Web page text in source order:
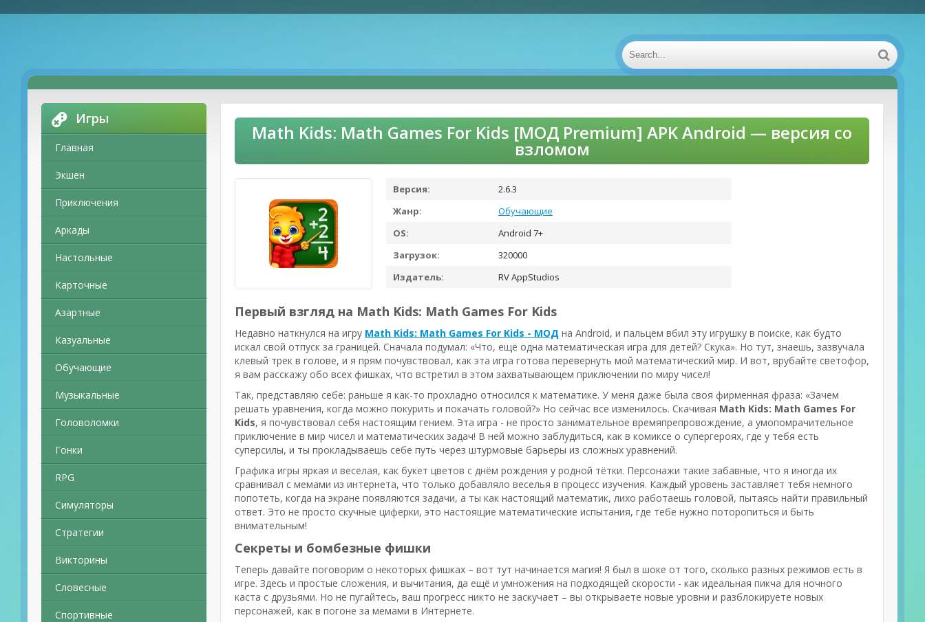
Игры
Главная
Экшен
Приключения
Аркады
Настольные
Карточные
Азартные
Казуальные
Обучающие
Музыкальные
Головоломки
Гонки
RPG
Симуляторы
Стратегии
Викторины
Словесные
Спортивные
Math Kids: Math Games For Kids [МОД Premium] APK Android — версия со
взломом
Версия:
2.6.3
Жанр:
Обучающие
OS:
Android 7+
Загрузок:
320000
Издатель:
RV AppStudios
Первый взгляд на Math Kids: Math Games For Kids
Недавно наткнулся на игру Math Kids: Math Games For Kids - МОД на Android, и пальцем вбил эту игрушку в поиске, как будто
искал свой отпуск за границей. Сначала подумал: «Что, ещё одна математическая игра для детей? Скука». Но тут, знаешь, зазвучала
клевый трек в голове, и я прям почувствовал, как эта игра готова перевернуть мой математический мир. И вот, врубайте светофор,
я вам расскажу обо всех фишках, что встретил в этом захватывающем приключении по миру чисел!
Так, представляю себе: раньше я как-то прохладно относился к математике. У меня даже была своя фирменная фраза: «Зачем
решать уравнения, когда можно покурить и покачать головой?» Но сейчас все изменилось. Скачивая Math Kids: Math Games For
Kids, я почувствовал себя настоящим гением. Эта игра - не просто занимательное времяпрепровождение, а умопомрачительное
приключение в мир чисел и математических задач! В ней можно заблудиться, как в комиксе о супергероях, где у тебя есть
суперсилы, и ты прокладываешь себе путь через штурмовые барьеры из сложных уравнений.
Графика игры яркая и веселая, как букет цветов с днём рождения у родной тётки. Персонажи такие забавные, что я иногда их
сравнивал с мемами из интернета, что только добавляло веселья в процесс изучения. Каждый уровень заставляет тебя немного
попотеть, когда на экране появляются задачи, а ты как настоящий математик, лихо работаешь головой, пытаясь найти правильный
ответ. Это не просто скучные циферки, это настоящие математические испытания, где тебе нужно поторопиться и быть
внимательным!
Секреты и бомбезные фишки
Теперь давайте поговорим о некоторых фишках – вот тут начинается магия! Я был в шоке от того, сколько разных режимов есть в
игре. Здесь и простые сложения, и вычитания, да ещё и умножения на подходящей скорости - как идеальная пикча для ночного
каста с друзьями. Но не пугайтесь, ваш прогресс никто не заскучает – вы открываете новые уровни и разблокируете новых
персонажей, как в погоне за мемами в Интернете.